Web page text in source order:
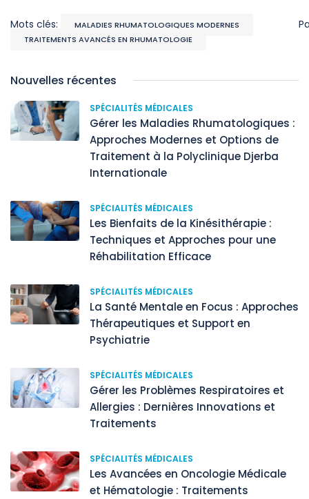
Mots clés:
MALADIES RHUMATOLOGIQUES MODERNES
TRAITEMENTS AVANCÉS EN RHUMATOLOGIE
Nouvelles récentes
SPÉCIALITÉS MÉDICALES
Gérer les Maladies Rhumatologiques :
Approches Modernes et Options de
Traitement à la Polyclinique Djerba
Internationale
SPÉCIALITÉS MÉDICALES
Les Bienfaits de la Kinésithérapie :
Techniques et Approches pour une
Réhabilitation Efficace
SPÉCIALITÉS MÉDICALES
La Santé Mentale en Focus : Approches
Thérapeutiques et Support en
Psychiatrie
SPÉCIALITÉS MÉDICALES
Gérer les Problèmes Respiratoires et
Allergies : Dernières Innovations et
Traitements
SPÉCIALITÉS MÉDICALES
Les Avancées en Oncologie Médicale
et Hématologie : Traitements